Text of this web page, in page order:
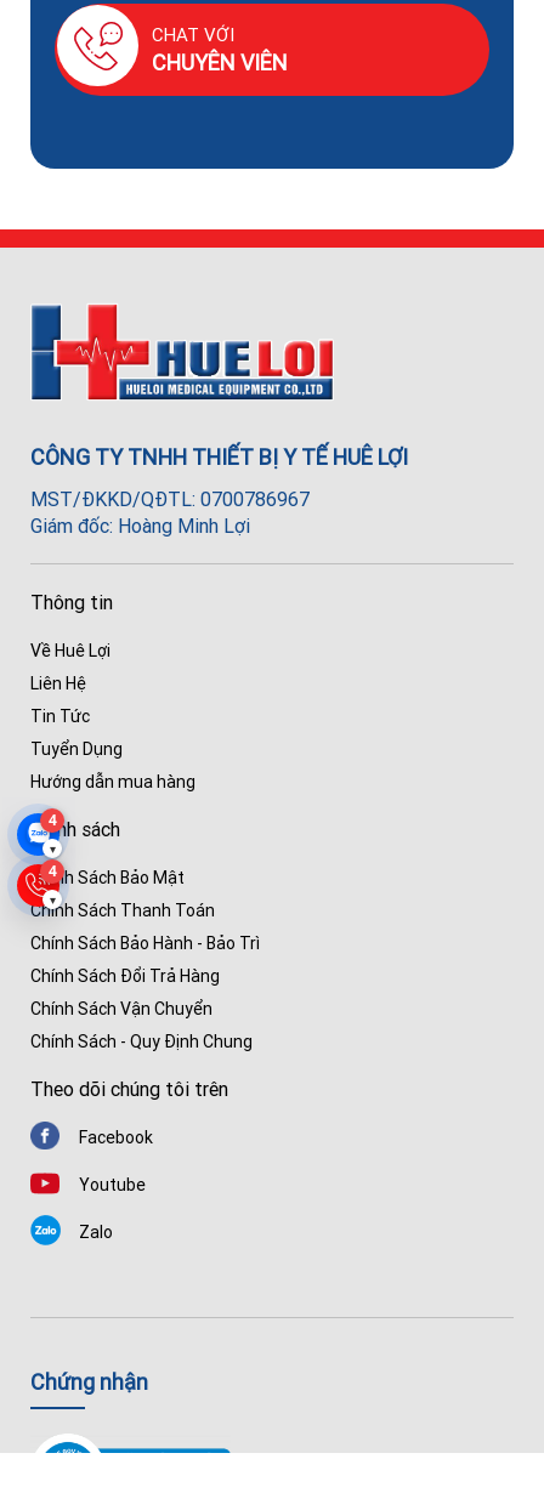
CHAT VỚI
CHUYÊN VIÊN
4
▾
4
▾
CÔNG TY TNHH THIẾT BỊ Y TẾ HUÊ LỢI
MST/ĐKKD/QĐTL: 0700786967
Giám đốc: Hoàng Minh Lợi
Thông tin
Về Huê Lợi
Liên Hệ
Tin Tức
Tuyển Dụng
Hướng dẫn mua hàng
Chính sách
Chính Sách Bảo Mật
Chính Sách Thanh Toán
Chính Sách Bảo Hành - Bảo Trì
Chính Sách Đổi Trả Hàng
Chính Sách Vận Chuyển
Chính Sách - Quy Định Chung
Theo dõi chúng tôi trên
Facebook
Youtube
Zalo
Chứng nhận